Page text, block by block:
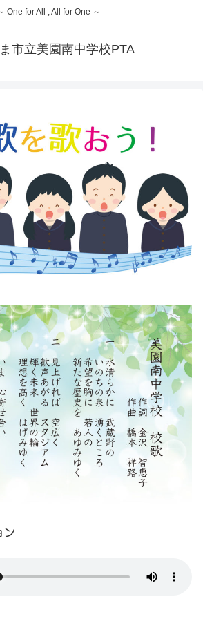
One for All , All for One ～
市立美園南中学校PTA
ン